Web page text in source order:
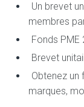
Un brevet
membres
Fonds PME
Brevet
Obtenez
marques,